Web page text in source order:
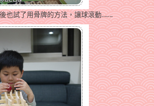
也試了用骨牌的方法，讓球滾動…….